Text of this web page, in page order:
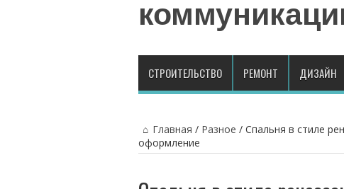
СТРОИТЕЛЬСТВО РЕМОНТ ДИЗАЙН
Главная / Разное / Спальня в стиле
оформление